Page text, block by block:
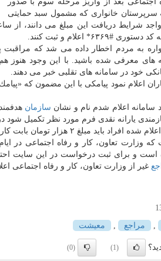
سرپرستان خانواری كه مشمول سبد حمایتی
شرایط دریافت این مبلغ می دانند،
اعلام و ثبت كنند.
به مردم اخطار داده می شد كه
های معرفی شده باشید. با این وجود
خود در سامانه های تقلبی خبر می دهند.
سامانه اعلام شدم نام و نشان سازمان
یارانه نقدی فرم مورد نظر تكمیل
بابت كارمزد ثبت نام یارانه نقدی واریز می كردند.
است و برای ثبت درخواست در این سایت
غیر از وزارت تعاون، كار و رفاه اجتماعی
مراجع معیشت
(1)
(0)